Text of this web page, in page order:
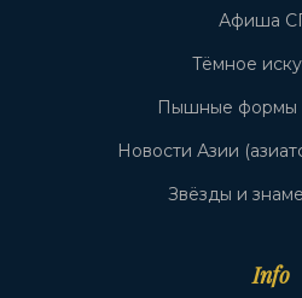
Афиша
Тёмное
Пышные формы
Новости Азии
Звёзды и
Info